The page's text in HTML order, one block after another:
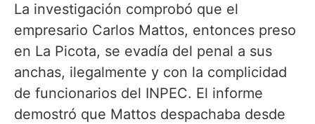
La investigación comprobó que el
empresario Carlos Mattos, entonces preso
en La Picota, se evadía del penal a sus
anchas, ilegalmente y con la complicidad
de funcionarios del INPEC. El informe
demostró que Mattos despachaba desde